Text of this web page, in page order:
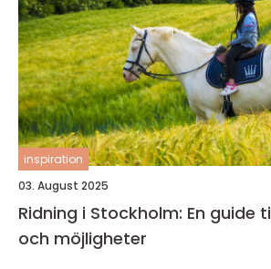
inspiration
03. August 2025
Ridning i Stockholm: En guide
och möjligheter